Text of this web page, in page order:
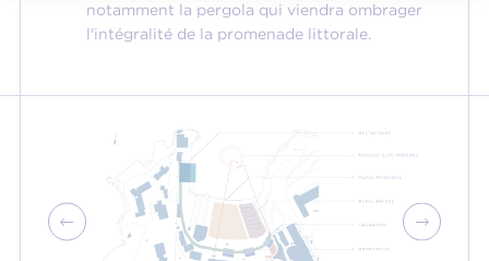
notamment la pergola qui viendra ombrager
l'intégralité de la promenade littorale.